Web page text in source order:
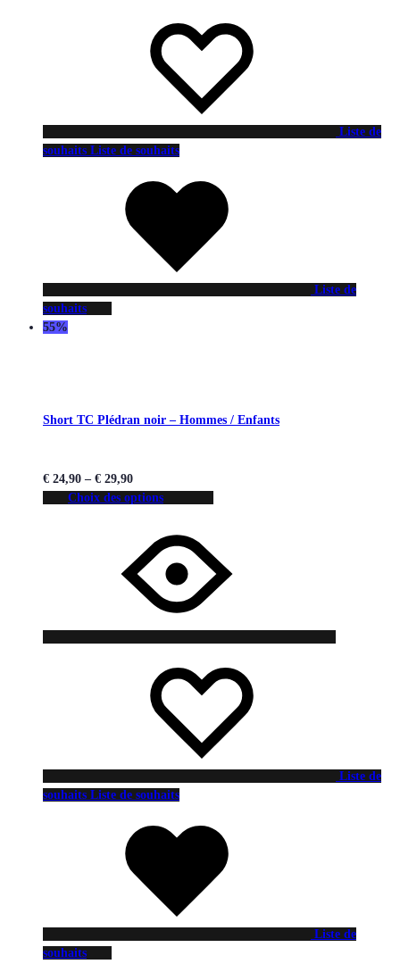
Liste de
souhaits Liste de souhaits
Liste de
souhaits
55%
Short TC Plédran noir – Hommes / Enfants
€ 24,90 – € 29,90
Choix des options
Liste de
souhaits Liste de souhaits
Liste de
souhaits